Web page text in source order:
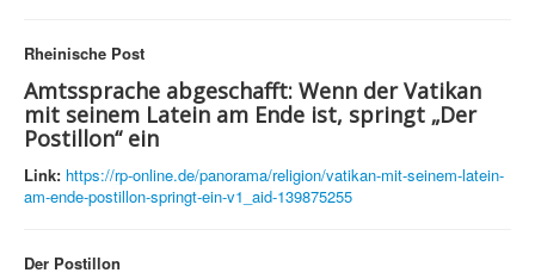
Rheinische Post
Amtssprache abgeschafft: Wenn der Vatikan
mit seinem Latein am Ende ist, springt „Der
Postillon“ ein
Link: https://rp-online.de/panorama/religion/vatikan-mit-seinem-latein-
am-ende-postillon-springt-ein-v1_aid-139875255
Der Postillon